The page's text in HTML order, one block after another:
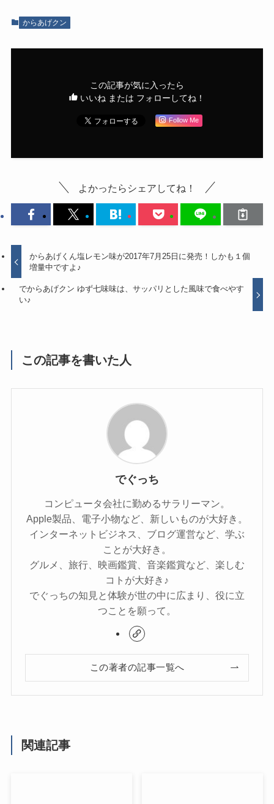
からあげクン
この記事が気に入ったら
いいね または フォローしてね！
Follow Me
よかったらシェアしてね！
からあげくん塩レモン味が2017年7月25日に発売！しかも１個
増量中ですよ♪
でからあげクン ゆず七味味は、サッパリとした風味で食べやす
い♪
この記事を書いた人
でぐっち
コンピュータ会社に勤めるサラリーマン。
Apple製品、電子小物など、新しいものが大好き。
インターネットビジネス、ブログ運営など、学ぶ
ことが大好き。
グルメ、旅行、映画鑑賞、音楽鑑賞など、楽しむ
コトが大好き♪
でぐっちの知見と体験が世の中に広まり、役に立
つことを願って。
この著者の記事一覧へ
関連記事